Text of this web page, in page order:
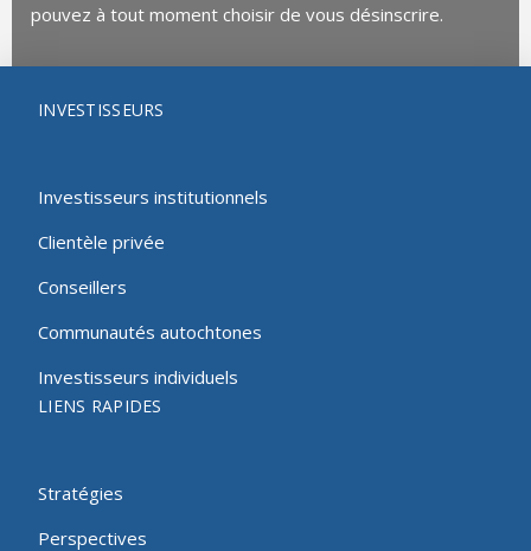
pouvez à tout moment choisir de vous désinscrire.
INVESTISSEURS
Investisseurs institutionnels
Clientèle privée
Conseillers
Communautés autochtones
Investisseurs individuels
LIENS RAPIDES
Stratégies
Perspectives